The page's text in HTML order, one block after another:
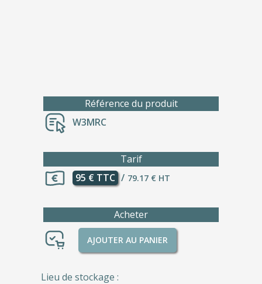
Référence du produit
W3MRC
Tarif
95 € TTC / 79.17 € HT
Acheter
AJOUTER AU PANIER
Lieu de stockage :